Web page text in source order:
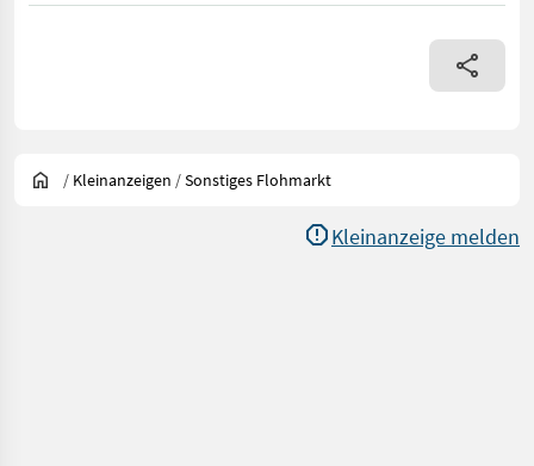
/ Kleinanzeigen /Sonstiges Flohmarkt
Kleinanzeige melden